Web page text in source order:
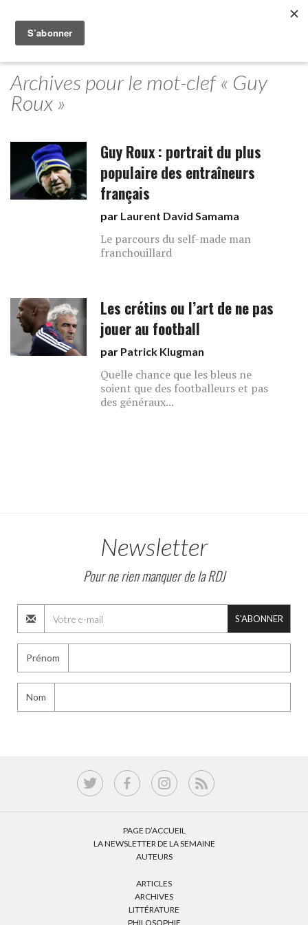
Archives pour le mot-clef « Guy
Roux »
Guy Roux : portrait du plus
populaire des entraîneurs
français
par Laurent David Samama
Le parcours du self-made man
franchouillard
Les crétins ou l’art de ne pas
jouer au football
par Patrick Klugman
Quelle chance que les bleus ne
soient que des footballeurs et pas
des généraux...
Newsletter
Pour ne rien manquer de la RDJ
S'ABONNER
Prénom
Nom
PAGE D’ACCUEIL
LA NEWSLETTER DE LA SEMAINE
AUTEURS
ARTICLES
ARCHIVES
LITTÉRATURE
PHILOSOPHIE